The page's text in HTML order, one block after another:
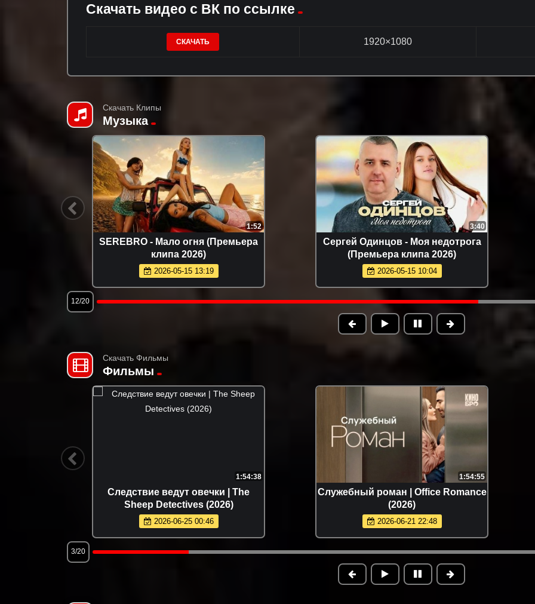
Скачать видео с ВК по ссылке
СКАЧАТЬ 1920×1080
Скачать Клипы
Музыка
1:52
SEREBRO - Мало огня (Премьера
клипа 2026)
2026-05-15 13:19
3:40
Сергей Одинцов - Моя недотрога
(Премьера клипа 2026)
2026-05-15 10:04
12/20
Скачать Фильмы
Фильмы
1:54:38
Следствие ведут овечки | The
Sheep Detectives (2026)
2026-06-25 00:46
1:54:55
Служебный роман | Office Romance
(2026)
2026-06-21 22:48
3/20